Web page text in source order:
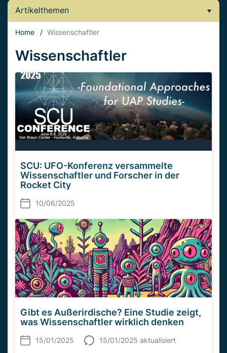
Artikelthemen
Home / Wissenschaftler
Wissenschaftler
SCU: UFO-Konferenz versammelte
Wissenschaftler und Forscher in der
Rocket City
10/06/2025
Gibt es Außerirdische? Eine Studie zeigt,
was Wissenschaftler wirklich denken
15/01/2025 15/01/2025 aktualisiert